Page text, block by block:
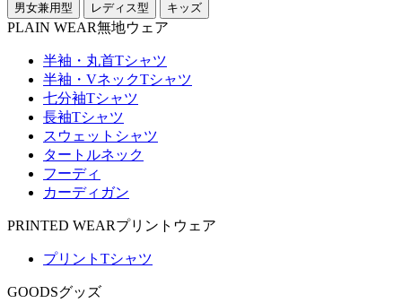
男女兼用型
レディス型 キッズ
PLAIN WEAR無地ウェア
半袖・丸首Tシャツ
半袖・VネックTシャツ
七分袖Tシャツ
長袖Tシャツ
スウェットシャツ
タートルネック
フーディ
カーディガン
PRINTED WEARプリントウェア
プリントTシャツ
GOODSグッズ